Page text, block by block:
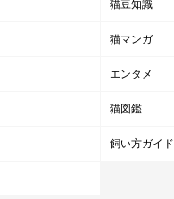
猫豆知識
猫マンガ
エンタメ
猫図鑑
飼い方ガイド